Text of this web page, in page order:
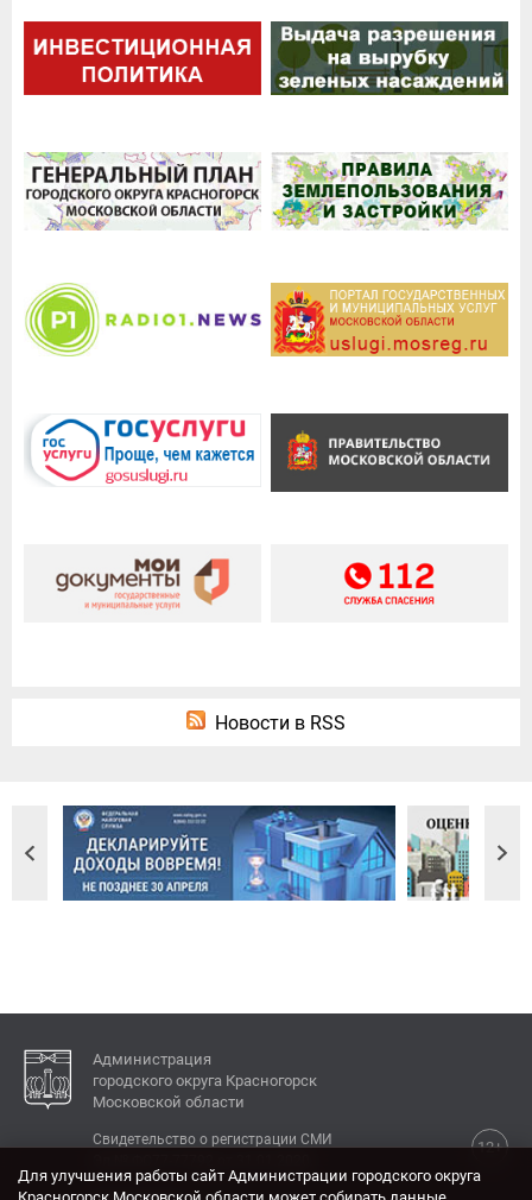
Новости в RSS
Администрация
городского округа Красногорск
Московской области
12+
Свидетельство о регистрации СМИ
Для улучшения работы сайт Администрации городского округа